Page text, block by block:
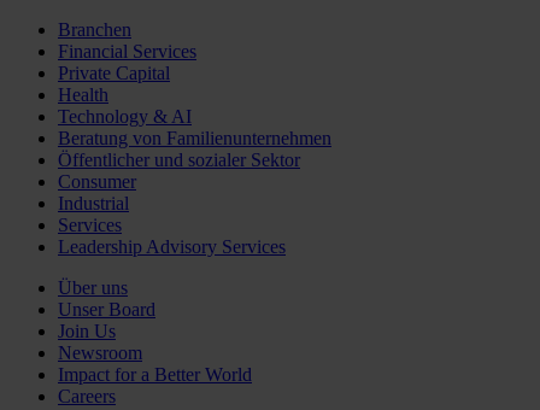
Branchen
Financial Services
Private Capital
Health
Technology & AI
Beratung von Familienunternehmen
Öffentlicher und sozialer Sektor
Consumer
Industrial
Services
Leadership Advisory Services
Über uns
Unser Board
Join Us
Newsroom
Impact for a Better World
Careers